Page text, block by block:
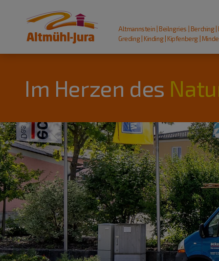
Altmannstein | Beilngries | Berching
Greding | Kinding | Kipfenberg |
Im Herzen des